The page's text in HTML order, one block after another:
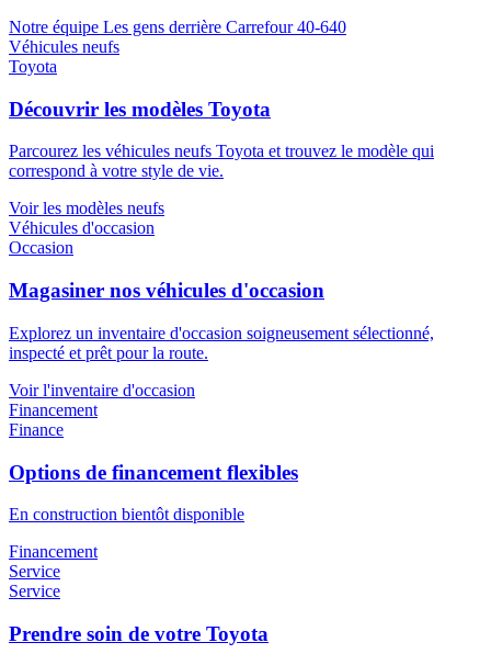
Notre équipe Les gens derrière Carrefour 40-640
Véhicules neufs
Toyota
Découvrir les modèles Toyota
Parcourez les véhicules neufs Toyota et trouvez le modèle qui
correspond à votre style de vie.
Voir les modèles neufs
Véhicules d'occasion
Occasion
Magasiner nos véhicules d'occasion
Explorez un inventaire d'occasion soigneusement sélectionné,
inspecté et prêt pour la route.
Voir l'inventaire d'occasion
Financement
Finance
Options de financement flexibles
En construction bientôt disponible
Financement
Service
Service
Prendre soin de votre Toyota